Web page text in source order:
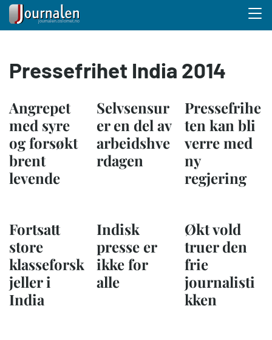
hovedinnhold
Pressefrihet India 2014
Angrepet
med syre
og forsøkt
brent
levende
Selvsensur
er en del av
arbeidshve
rdagen
Pressefrihe
ten kan bli
verre med
ny
regjering
Fortsatt
store
klasseforsk
jeller i
India
Indisk
presse er
ikke for
alle
Økt vold
truer den
frie
journalisti
kken